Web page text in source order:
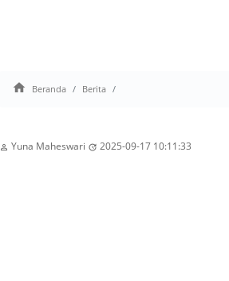
 Beranda Berita
 Yuna Maheswari  2025-09-17 10:11:33